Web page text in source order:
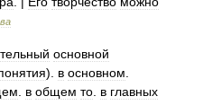
основной
). в основном
в общем то в главных